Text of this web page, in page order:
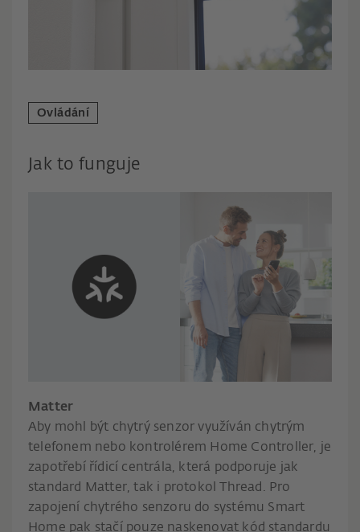
Ovládání
Jak to funguje
Matter
Aby mohl být chytrý senzor využíván chytrým
telefonem nebo kontrolérem Home Controller, je
zapotřebí řídicí centrála, která podporuje jak
standard Matter, tak i protokol Thread. Pro
zapojení chytrého senzoru do systému Smart
Home pak stačí pouze naskenovat kód standardu